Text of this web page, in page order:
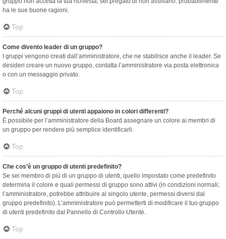
ha le sue buone ragioni.
Top
Come divento leader di un gruppo?
I gruppi vengono creati dall’amministratore, che ne stabilisce anche il leader. Se
desideri creare un nuovo gruppo, contatta l’amministratore via posta elettronica
o con un messaggio privato.
Top
Perché alcuni gruppi di utenti appaiono in colori differenti?
È possibile per l’amministratore della Board assegnare un colore ai membri di
un gruppo per rendere più semplice identificarli.
Top
Che cos’è un gruppo di utenti predefinito?
Se sei membro di più di un gruppo di utenti, quello impostato come predefinito
determina il colore e quali permessi di gruppo sono attivi (in condizioni normali;
l’amministratore, potrebbe attribuire al singolo utente, permessi diversi dal
gruppo predefinito). L’amministratore può permetterti di modificare il tuo gruppo
di utenti predefinito dal Pannello di Controllo Utente.
Top